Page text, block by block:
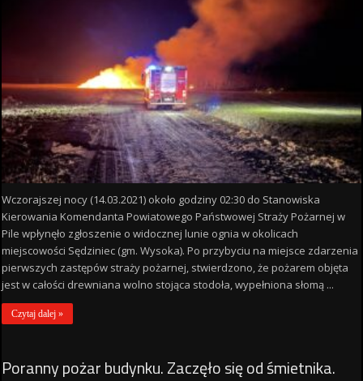
Wczorajszej nocy (14.03.2021) około godziny 02:30 do Stanowiska
Kierowania Komendanta Powiatowego Państwowej Straży Pożarnej w
Pile wpłynęło zgłoszenie o widocznej lunie ognia w okolicach
miejscowości Sędziniec (gm. Wysoka). Po przybyciu na miejsce zdarzenia
pierwszych zastępów straży pożarnej, stwierdzono, że pożarem objęta
jest w całości drewniana wolno stojąca stodoła, wypełniona słomą ...
Czytaj dalej »
Poranny pożar budynku. Zaczęło się od śmietnika.